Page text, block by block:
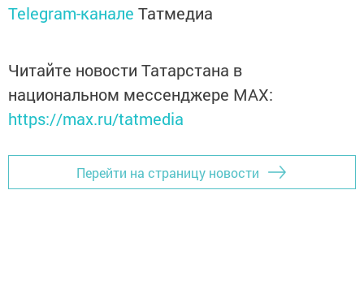
Telegram-канале Татмедиа
Читайте новости Татарстана в
национальном мессенджере MАХ:
https://max.ru/tatmedia
Перейти на страницу новости